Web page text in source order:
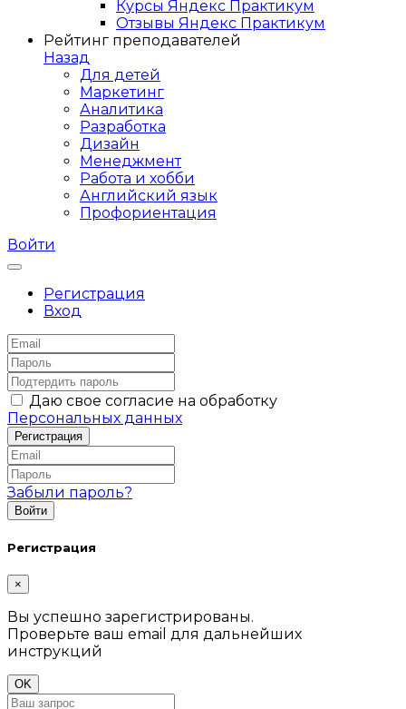
Курсы Яндекс Практикум
Отзывы Яндекс Практикум
Рейтинг преподавателей
Назад
Для детей
Маркетинг
Аналитика
Разработка
Дизайн
Менеджмент
Работа и хобби
Английский язык
Профориентация
Войти
Регистрация
Вход
Даю свое согласие на обработку
Персональных данных
Забыли пароль?
Регистрация
×
Вы успешно зарегистрированы.
Проверьте ваш email для дальнейших
инструкций
OK